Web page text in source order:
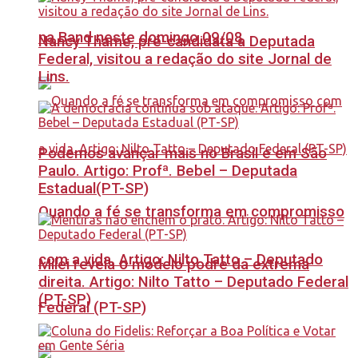
na Band neste domingo 09/08
Quando a fé se transforma em compromisso
com a vida. Artigo: Nilto Tatto – Deputado
Federal (PT-SP)
Nancy Thame, pré-candidata a Deputada
Federal, visitou a redação do site Jornal de
Lins.
Podemos avançar mais no Brasil e em São
Paulo. Artigo: Profª. Bebel – Deputada
Estadual(PT-SP)
Milei revela o modelo podre da extrema
direita. Artigo: Nilto Tatto – Deputado Federal
(PT-SP)